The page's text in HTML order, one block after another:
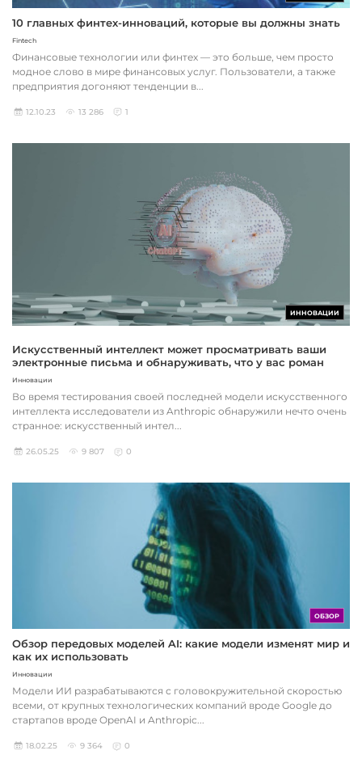
10 главных финтех-инноваций, которые вы должны знать
Fintech
Финансовые технологии или финтех — это больше, чем просто
модное слово в мире финансовых услуг. Пользователи, а также
предприятия догоняют тенденции в...
12.10.23 13 286 1
ИННОВАЦИИ
Искусственный интеллект может просматривать ваши
электронные письма и обнаруживать, что у вас роман
Инновации
Во время тестирования своей последней модели искусственного
интеллекта исследователи из Anthropic обнаружили нечто очень
странное: искусственный интел...
26.05.25 9 807 0
ОБЗОР
Обзор передовых моделей AI: какие модели изменят мир и
как их использовать
Инновации
Модели ИИ разрабатываются с головокружительной скоростью
всеми, от крупных технологических компаний вроде Google до
стартапов вроде OpenAI и Anthropic...
18.02.25 9 364 0